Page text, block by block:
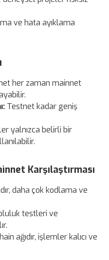
ve hata ayıklama
her zaman mainnet
Testnet kadar geniş
yalnızca belirli bir
Karşılaştırması
daha çok kodlama ve
testleri ve
ağıdır, işlemler kalıcı ve